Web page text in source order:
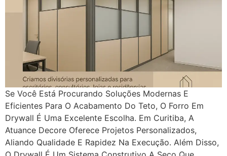
Se Você Está Procurando Soluções Modernas E
Eficientes Para O Acabamento Do Teto, O Forro Em
Drywall É Uma Excelente Escolha. Em Curitiba, A
Atuance Decore Oferece Projetos Personalizados,
Aliando Qualidade E Rapidez Na Execução. Além Disso,